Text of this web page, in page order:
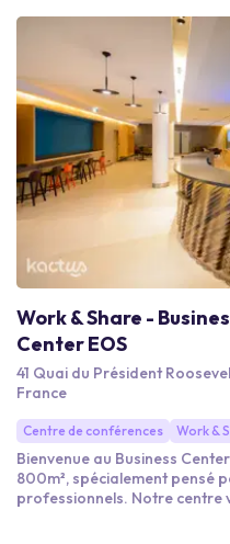
Work & Share -
Center EOS
41 Quai du Président
France
Centre de conférences Work &
Bienvenue au Business
800m², spécialement pensé
professionnels. Notre
dynamique et bienveillant,